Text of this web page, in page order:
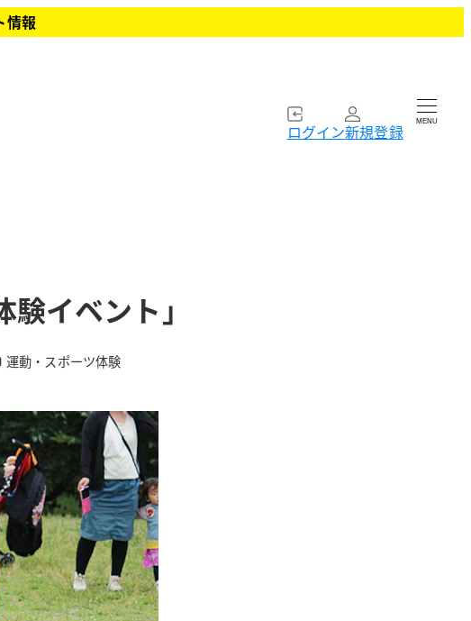
情報
ログイン新規登録 MENU
イベント」
ゴリー
運動・スポーツ体験